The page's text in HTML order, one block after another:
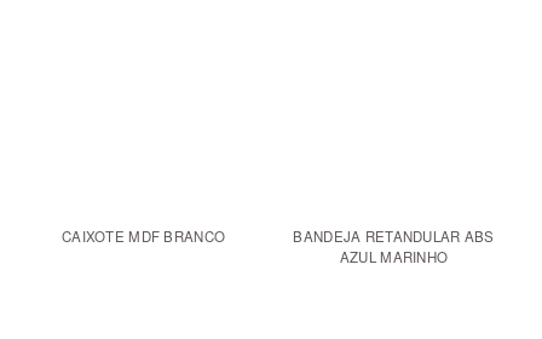
CAIXOTE MDF BRANCO
BANDEJA RETANDULAR ABS
AZUL MARINHO